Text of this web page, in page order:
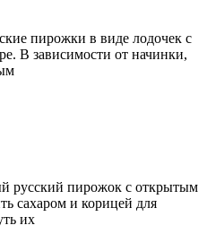
пирожки в виде лодочек с
В зависимости от начинки,
русский пирожок с открытым
сахаром и корицей для
их